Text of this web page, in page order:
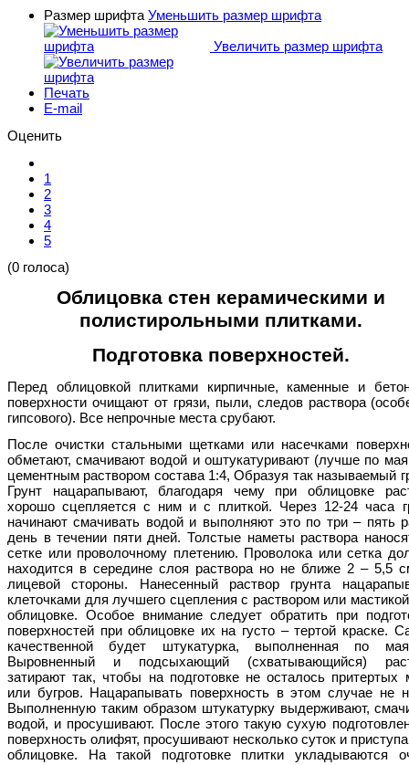
Размер шрифта Уменьшить размер шрифта
Увеличить размер шрифта
Печать
E-mail
Оценить
1
2
3
4
5
(0 голоса)
Облицовка стен керамическими и
полистирольными плитками.
Подготовка поверхностей.
Перед облицовкой плитками кирпичные, каменные и
поверхности очищают от грязи, пыли, следов раствора
гипсового). Все непрочные места срубают.
После очистки стальными щетками или насечками
обметают, смачивают водой и оштукатуривают (лучше по
цементным раствором состава 1:4, Образуя так называемый
Грунт нацарапывают, благодаря чему при облицовке
хорошо сцепляется с ним и с плиткой. Через 12-24 часа
начинают смачивать водой и выполняют это по три – пять
день в течении пяти дней. Толстые наметы раствора
сетке или проволочному плетению. Проволока или сетка
находится в середине слоя раствора но не ближе 2 – 5,5
лицевой стороны. Нанесенный раствор грунта
клеточками для лучшего сцепления с раствором или
облицовке. Особое внимание следует обратить при
поверхностей при облицовке их на густо – тертой краске.
качественной будет штукатурка, выполненная по
Выровненный и подсыхающий (схватывающийся)
затирают так, чтобы на подготовке не осталось притертых
или бугров. Нацарапывать поверхность в этом случае не
Выполненную таким образом штукатурку выдерживают,
водой, и просушивают. После этого такую сухую
поверхность олифят, просушивают несколько суток и
облицовке. На такой подготовке плитки укладываются